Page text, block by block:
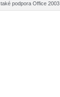
podpora Office 2003